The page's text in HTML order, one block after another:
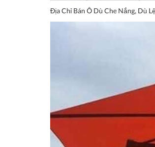
Địa Chỉ Bán Ô Dù Che Nắng, Dù